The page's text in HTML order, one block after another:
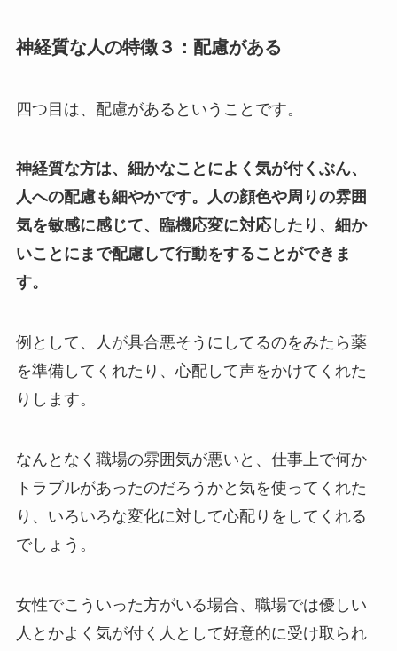
神経質な人の特徴３：配慮がある
四つ目は、配慮があるということです。
神経質な方は、細かなことによく気が付くぶん、
人への配慮も細やかです。人の顔色や周りの雰囲
気を敏感に感じて、臨機応変に対応したり、細か
いことにまで配慮して行動をすることができま
す。
例として、人が具合悪そうにしてるのをみたら薬
を準備してくれたり、心配して声をかけてくれた
りします。
なんとなく職場の雰囲気が悪いと、仕事上で何か
トラブルがあったのだろうかと気を使ってくれた
り、いろいろな変化に対して心配りをしてくれる
でしょう。
女性でこういった方がいる場合、職場では優しい
人とかよく気が付く人として好意的に受け取られ